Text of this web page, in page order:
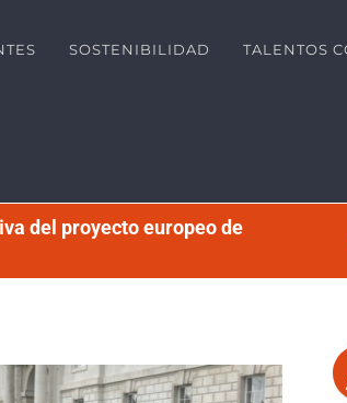
SOSTENIBILIDAD TALENTOS
del proyecto europeo de